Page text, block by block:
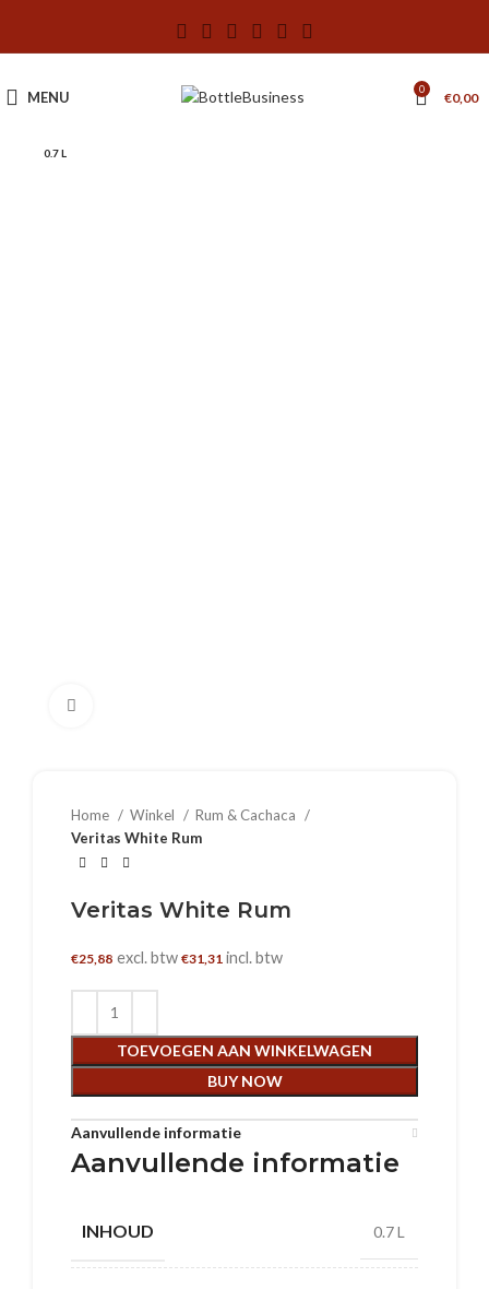
MENU 0 €0,00
0.7 L
Home Winkel
Rum & Cachaca
Veritas White Rum
Veritas White Rum
€25,88 excl. btw €31,31 incl. btw
TOEVOEGEN AAN WINKELWAGEN
BUY NOW
Aanvullende informatie
Aanvullende informatie
INHOUD 0.7 L